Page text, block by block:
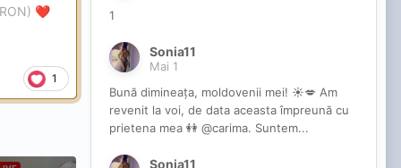
1
❤️
1
Sonia11
Mai 1
Bună dimineața, moldovenii mei! ☀️💋 Am
revenit la voi, de data aceasta împreună cu
prietena mea 👭 @carima. Suntem...
Sonia11